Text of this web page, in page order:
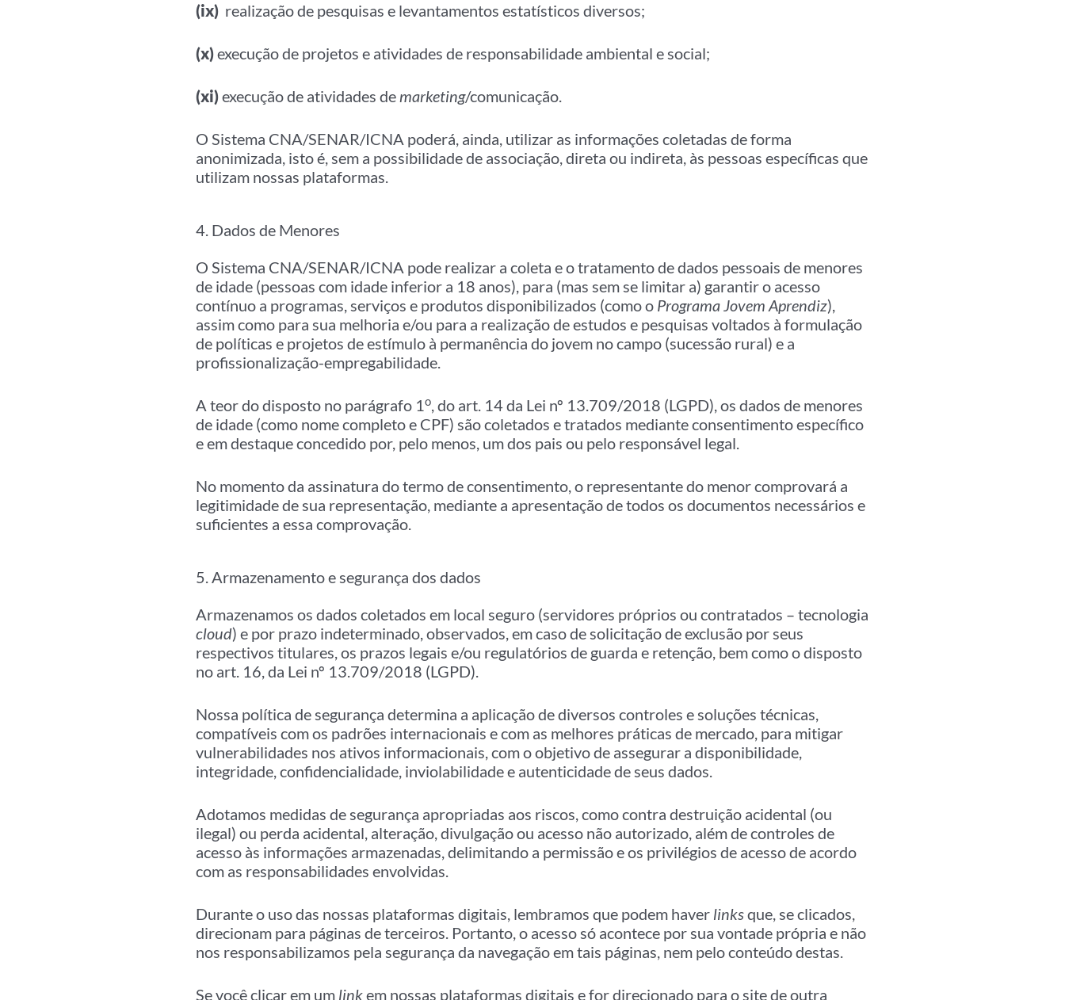
(ix) realização de pesquisas e levantamentos estatísticos diversos;
(x)execução de projetos e atividades de responsabilidade ambiental e social;
(xi)execução de atividades de marketing/comunicação.
O Sistema CNA/SENAR/ICNA poderá, ainda, utilizar as informações coletadas de forma
anonimizada, isto é, sem a possibilidade de associação, direta ou indireta, às pessoas específicas que
utilizam nossas plataformas.
4. Dados de Menores
O Sistema CNA/SENAR/ICNA pode realizar a coleta e o tratamento de dados pessoais de menores
de idade (pessoas com idade inferior a 18 anos), para (mas sem se limitar a) garantir o acesso
contínuo a programas, serviços e produtos disponibilizados (como o Programa Jovem Aprendiz),
assim como para sua melhoria e/ou para a realização de estudos e pesquisas voltados à formulação
de políticas e projetos de estímulo à permanência do jovem no campo (sucessão rural) e a
profissionalização-empregabilidade.
A teor do disposto no parágrafo 1o, do art. 14 da Lei nº 13.709/2018 (LGPD), os dados de menores
de idade (como nome completo e CPF) são coletados e tratados mediante consentimento específico
e em destaque concedido por, pelo menos, um dos pais ou pelo responsável legal.
No momento da assinatura do termo de consentimento, o representante do menor comprovará a
legitimidade de sua representação, mediante a apresentação de todos os documentos necessários e
suficientes a essa comprovação.
5. Armazenamento e segurança dos dados
Armazenamos os dados coletados em local seguro (servidores próprios ou contratados – tecnologia
cloud) e por prazo indeterminado, observados, em caso de solicitação de exclusão por seus
respectivos titulares, os prazos legais e/ou regulatórios de guarda e retenção, bem como o disposto
no art. 16, da Lei nº 13.709/2018 (LGPD).
Nossa política de segurança determina a aplicação de diversos controles e soluções técnicas,
compatíveis com os padrões internacionais e com as melhores práticas de mercado, para mitigar
vulnerabilidades nos ativos informacionais, com o objetivo de assegurar a disponibilidade,
integridade, confidencialidade, inviolabilidade e autenticidade de seus dados.
Adotamos medidas de segurança apropriadas aos riscos, como contra destruição acidental (ou
ilegal) ou perda acidental, alteração, divulgação ou acesso não autorizado, além de controles de
acesso às informações armazenadas, delimitando a permissão e os privilégios de acesso de acordo
com as responsabilidades envolvidas.
Durante o uso das nossas plataformas digitais, lembramos que podem haver linksque, se clicados,
direcionam para páginas de terceiros. Portanto, o acesso só acontece por sua vontade própria e não
nos responsabilizamos pela segurança da navegação em tais páginas, nem pelo conteúdo destas.
Se você clicar em um linkem nossas plataformas digitais e for direcionado para o site de outra